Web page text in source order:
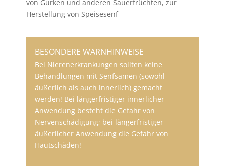
von Gurken und anderen Sauerfrüchten, zur
Herstellung von Speisesenf
BESONDERE WARNHINWEISE
Bei Nierenerkrankungen sollten keine
Behandlungen mit Senfsamen (sowohl
äußerlich als auch innerlich) gemacht
werden! Bei längerfristiger innerlicher
Anwendung besteht die Gefahr von
Nervenschädigung; bei längerfristiger
äußerlicher Anwendung die Gefahr von
Hautschäden!